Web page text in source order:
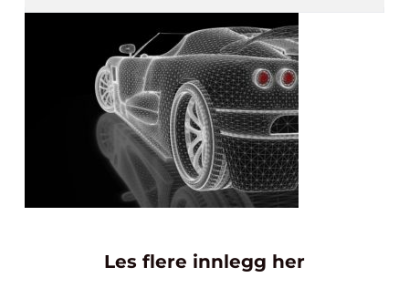
Les flere innlegg her